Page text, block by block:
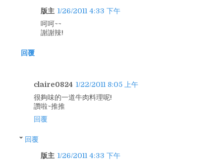
版主 1/26/2011 4:33 下午
呵呵~~
謝謝辣!
回覆
claire0824 1/22/2011 8:05 上午
很夠味的一道牛肉料理呢!
讚啦~推推
回覆
回覆
版主 1/26/2011 4:33 下午